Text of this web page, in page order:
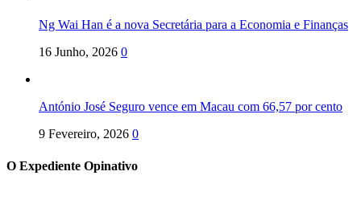
Ng Wai Han é a nova Secretária para a Economia e Finanças
16 Junho, 2026 0
António José Seguro vence em Macau com 66,57 por cento
9 Fevereiro, 2026 0
O Expediente Opinativo